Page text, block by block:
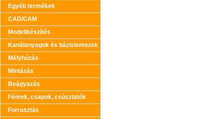
Egyéb termékek
CAD/CAM
Modellkészítés
Kanálanyagok és bázislemezek
Mélyhúzás
Mintázás
Beágyazás
Fémek, csapok, csúsztatók
Forrasztás